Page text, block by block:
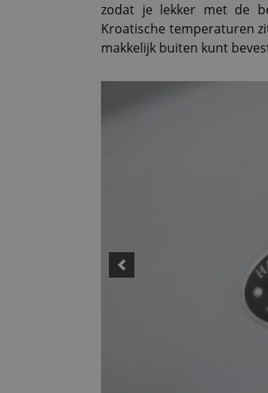
zodat je lekker met de
Kroatische temperaturen
makkelijk buiten kunt